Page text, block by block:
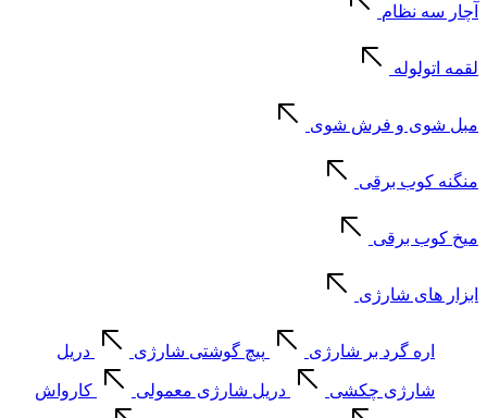
آچار سه نظام
لقمه اتولوله
مبل شوی و فرش شوی
منگنه کوب برقی
میخ کوب برقی
ابزار های شارژی
اره گرد بر شارژی پیچ گوشتی شارژی دریل
شارژی چکشی دریل شارژی معمولی کارواش